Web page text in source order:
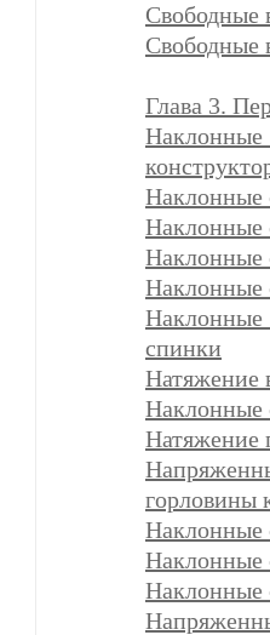
Свободные
Свободные
Глава 3.
Наклонные
Наклонные
Наклонные
Наклонные
Наклонные
спинки
Натяжение
Наклонные
Натяжение
горловины
Наклонные
Наклонные
Наклонные